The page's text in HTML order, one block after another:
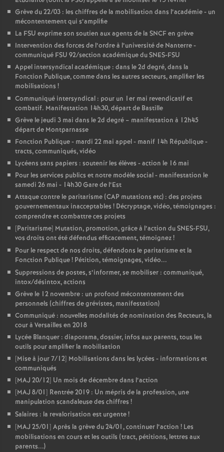
Grève du 22/03 : les chiffres de la mobilisation dans l’académie - un
mécontentement qui s’amplifie
La FSU exprime son soutien aux agents de la SNCF en grève
Intervention des forces de l’ordre à l’université de Nanterre -
communiqué FSU 92/section académique du SNES-FSU
Appel intersyndical académique : dans le 2d degré, dans la
Fonction Publique, comme dans les autres secteurs, amplifier les
mobilisations !
Communiqué intersyndical : pour un 1er mai revendicatif et
combatif. Manifestation 14h30, départ de Bastille
Grève le jeudi 3 mai dans le 2d degré – manifestation à 12h45
départ de Montparnasse
Fonction Publique - mardi 22 mai appel - manif 14h République -
tracts, communiqués, vidéo
Lycéens sans papiers : soutenir les élèves - action le 16 mai
Pour les services publics et notre modèle social - manifestation le
samedi 26 mai - 14h30 Gare de l’Est
Attaque contre le paritarisme (CAP mutations etc) : des projets
gouvernementaux inacceptables ! Décryptage, vidéo, témoignages :
comprendre et combattre ces projets
[Paritarisme] Mutation, promotion, grâce à l’action du SNES-FSU,
vos droits ont été défendus efficacement, témoignez!
Pour le respect de nos droits, défendons le paritarisme et la
Fonction Publique! Pétition, témoignages, vidéo...
Suppressions de postes, s’informer, se mobiliser : communiqué,
intox/désintox, actions
Grève le 12 novembre : un profond mécontentement des
personnels (chiffres de grévistes, manifestation)
Communiqué : nouvelles modalités de nomination des Recteurs, la
cour à Versailles en 2018
Lycée Blanquer : diaporama, dossier, infos aux parents, tous les
outils pour amplifier la mobilisation
[Mise à jour 7/12] Mobilisations dans les lycées - informations et
communiqués
[MAJ 20/12] Un mois de décembre dans l’action
[MAJ 8/01] Rentrée 2019 : Un mépris de la profession, une
manipulation scandaleuse des chiffres !
Salaires : la revalorisation est urgente!
[MAJ 25/01] Après la grève du 24/01, continuer l’action ! Les
mobilisations en cours et les outils (tract, pétitions, lettres aux
parents...)